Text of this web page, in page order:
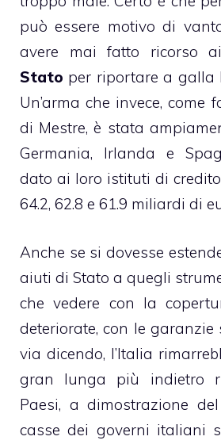
può essere motivo di
avere mai fatto ricorso
Stato per riportare a galla
Un’arma che invece, come
di Mestre, è stata
Germania, Irlanda e
dato ai loro istituti di
64.2, 62.8 e 61.9 miliardi di
Anche se si dovesse
aiuti di Stato a quegli
che vedere con la
deteriorate, con le
via dicendo, l’Italia
gran lunga più indietro
Paesi, a dimostrazione
casse dei governi italiani